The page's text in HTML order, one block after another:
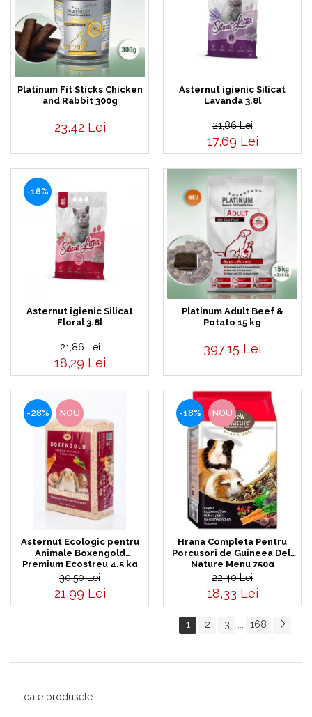
Platinum Fit Sticks Chicken
and Rabbit 300g
23,42 Lei
Asternut igienic Silicat
Lavanda 3.8l
21,86 Lei
17,69 Lei
-16%
Asternut igienic Silicat
Floral 3.8l
21,86 Lei
18,29 Lei
Platinum Adult Beef &
Potato 15 kg
397,15 Lei
-28% NOU
Asternut Ecologic pentru
Animale Boxengold
Premium Ecostreu 4.5 kg
30,50 Lei
21,99 Lei
-18% NOU
Hrana Completa Pentru
Porcusori de Guineea Deli
Nature Menu 750g
22,40 Lei
18,33 Lei
1 2 3 ... 168
toate produsele